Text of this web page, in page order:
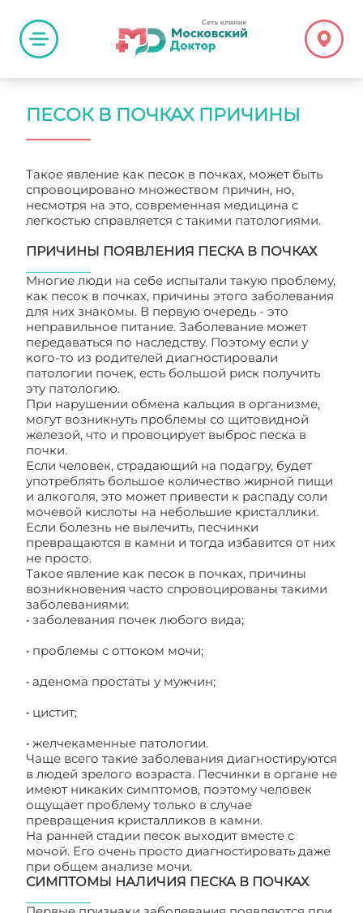
ПЕСОК В ПОЧКАХ ПРИЧИНЫ
Такое явление как песок в почках, может быть
спровоцировано множеством причин, но,
несмотря на это, современная медицина с
легкостью справляется с такими патологиями.
ПРИЧИНЫ ПОЯВЛЕНИЯ ПЕСКА В ПОЧКАХ
Многие люди на себе испытали такую проблему,
как песок в почках, причины этого заболевания
для них знакомы. В первую очередь - это
неправильное питание. Заболевание может
передаваться по наследству. Поэтому если у
кого-то из родителей диагностировали
патологии почек, есть большой риск получить
эту патологию.
При нарушении обмена кальция в организме,
могут возникнуть проблемы со щитовидной
железой, что и провоцирует выброс песка в
почки.
Если человек, страдающий на подагру, будет
употреблять большое количество жирной пищи
и алкоголя, это может привести к распаду соли
мочевой кислоты на небольшие кристаллики.
Если болезнь не вылечить, песчинки
превращаются в камни и тогда избавится от них
не просто.
Такое явление как песок в почках, причины
возникновения часто спровоцированы такими
заболеваниями:
• заболевания почек любого вида;
• проблемы с оттоком мочи;
• аденома простаты у мужчин;
• цистит;
• желчекаменные патологии.
Чаще всего такие заболевания диагностируются
в людей зрелого возраста. Песчинки в органе не
имеют никаких симптомов, поэтому человек
ощущает проблему только в случае
превращения кристалликов в камни.
На ранней стадии песок выходит вместе с
мочой. Его очень просто диагностировать даже
при общем анализе мочи.
СИМПТОМЫ НАЛИЧИЯ ПЕСКА В ПОЧКАХ